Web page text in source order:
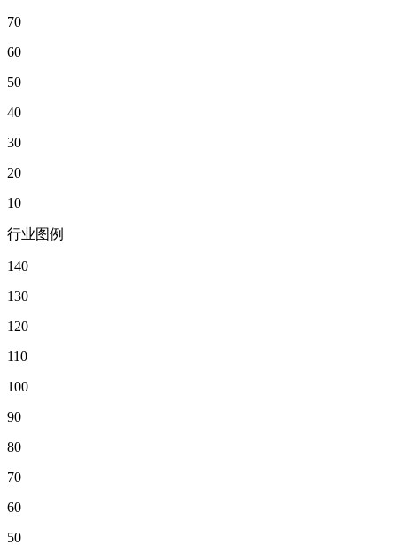
70
60
50
40
30
20
10
行业图例
140
130
120
110
100
90
80
70
60
50